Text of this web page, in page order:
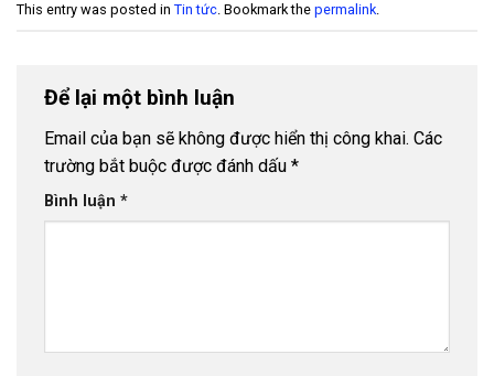
Ống Nhựa uPVC D500 PN4 Thuận Phát
Ống Nhựa uPVC D450 PN4 Thuận Phát
Tháng 12, 2025
Ống Nhựa uPVC D400 PN4 Thuận Phát
Tháng 12, 2025
Ống Nhựa uPVC D355 PN4 Thuận Phát - 20
Ống Nhựa uPVC D280 PN4 Thuận Phát - 16
This entry was posted in Tin tức. Bookmark the permalink.
Để lại một bình luận
Email của bạn sẽ không được hiển thị công khai. Các
trường bắt buộc được đánh dấu *
Bình luận *